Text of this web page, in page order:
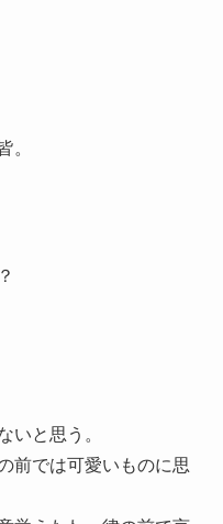
。
いと思う。
前では可愛いものに思